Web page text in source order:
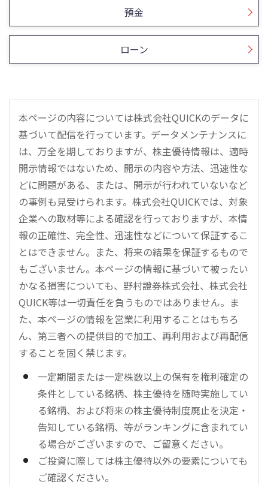
預金
ローン
本ページの内容については株式会社QUICKのデータに
基づいて配信を行っています。データメンテナンスに
は、万全を期しておりますが、株主優待情報は、適時
開示情報ではないため、開示の内容や方法、迅速性な
どに問題がある、または、開示が行われていないなど
の事例も見受けられます。株式会社QUICKでは、対象
企業への取材等による確認を行っておりますが、本情
報の正確性、完全性、迅速性などについて保証するこ
とはできません。また、将来の結果を保証するもので
もございません。本ページの情報に基づいて被ったい
かなる損害についても、野村證券株式会社、株式会社
QUICK等は一切責任を負うものではありません。ま
た、本ページの情報を営業に利用することはもちろ
ん、第三者への提供目的で加工、再利用および再配信
することを固く禁じます。
一定期間または一定株数以上の保有を権利確定の
条件としている銘柄、株主優待を随時実施してい
る銘柄、および将来の株主優待制度廃止を決定・
告知している銘柄、等がランキングに含まれてい
る場合がございますので、ご留意ください。
ご投資に際しては株主優待以外の要素についても
ご確認ください。